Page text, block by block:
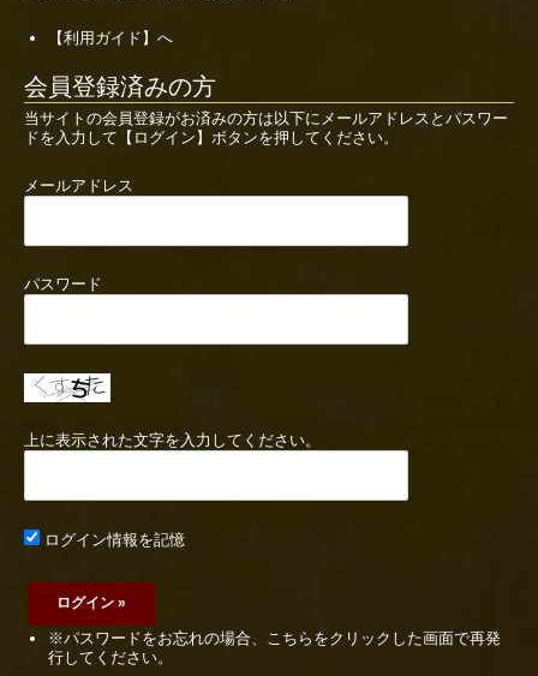
【利用ガイド】へ
会員登録済みの方
当サイトの会員登録がお済みの方は以下にメールアドレスとパスワー
ドを入力して【ログイン】ボタンを押してください。
メールアドレス
パスワード
上に表示された文字を入力してください。
ログイン情報を記憶
※パスワードをお忘れの場合、こちらをクリックした画面で再発
行してください。